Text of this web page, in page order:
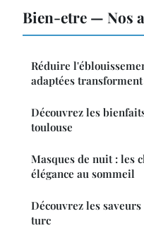
Bien-etre — Nos
Réduire
adaptées
Découvrez les
toulouse
Masques de nuit : les
élégance au sommeil
Découvrez les
turc